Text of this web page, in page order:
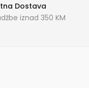
Dostava
iznad 350 KM